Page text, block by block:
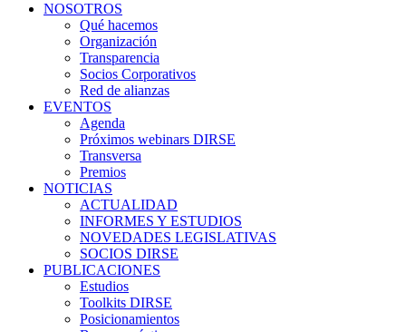
NOSOTROS
Qué hacemos
Organización
Transparencia
Socios Corporativos
Red de alianzas
EVENTOS
Agenda
Próximos webinars DIRSE
Transversa
Premios
NOTICIAS
ACTUALIDAD
INFORMES Y ESTUDIOS
NOVEDADES LEGISLATIVAS
SOCIOS DIRSE
PUBLICACIONES
Estudios
Toolkits DIRSE
Posicionamientos